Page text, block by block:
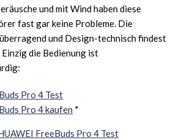
und mit Wind haben diese
fast gar keine Probleme. Die
und Design-technisch findest
Einzig die Bedienung ist
Pro 4 Test
Pro 4 kaufen *